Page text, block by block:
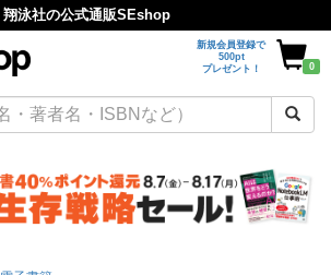
翔泳社の公式通販SEshop
新規会員登録で
500pt
プレゼント！
0